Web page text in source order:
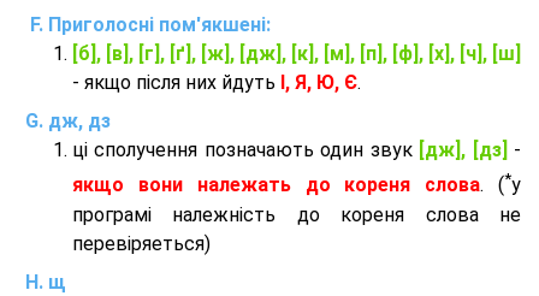
Приголосні пом'якшені:
[б], [в], [г], [ґ], [ж], [дж], [к], [м], [п], [ф], [х], [ч], [ш]
- якщо після них йдуть І, Я, Ю, Є.
дж, дз
ці сполучення позначають один звук [дж], [дз] -
якщо вони належать до кореня слова. (*у
програмі належність до кореня слова не
перевіряеться)
щ